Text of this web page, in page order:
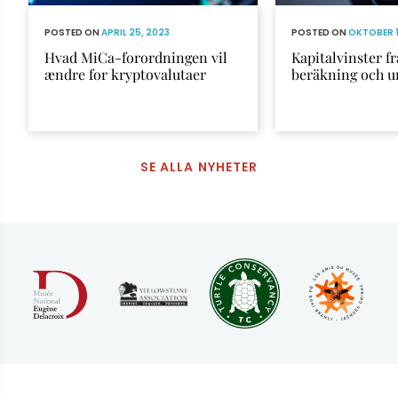
POSTED ONAPRIL 25, 2023
Hvad MiCa-forordningen vil
ændre for kryptovalutaer
POSTED ONOKTOBER
Kapitalvinster
beräkning och
SE ALLA NYHETER